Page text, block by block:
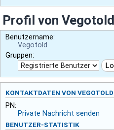
Profil von Vegotold
Benutzername:
Vegotold
Gruppen:
KONTAKTDATEN VON VEGOTOLD
PN:
Private Nachricht senden
BENUTZER-STATISTIK